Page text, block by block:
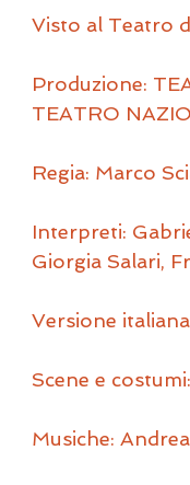
Visto al Teatro
Produzione:
TEATRO
Regia: Marco
Interpreti:
Giorgia Salari,
Versione
Scene e
Musiche: